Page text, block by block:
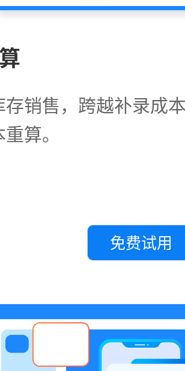
存销售，跨越补录成
算。
免费试用